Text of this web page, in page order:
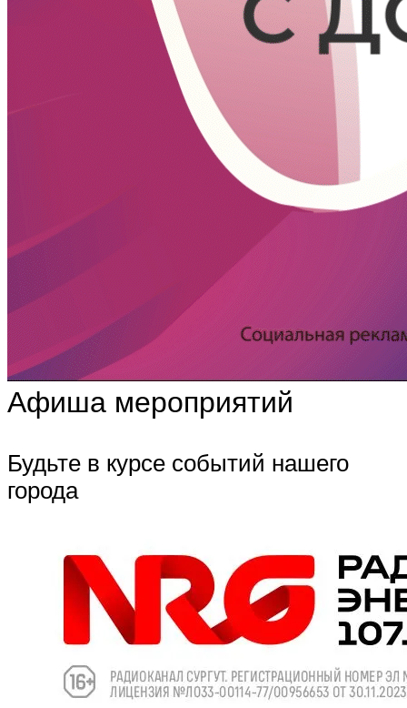
Афиша мероприятий
Будьте в курсе событий нашего
города